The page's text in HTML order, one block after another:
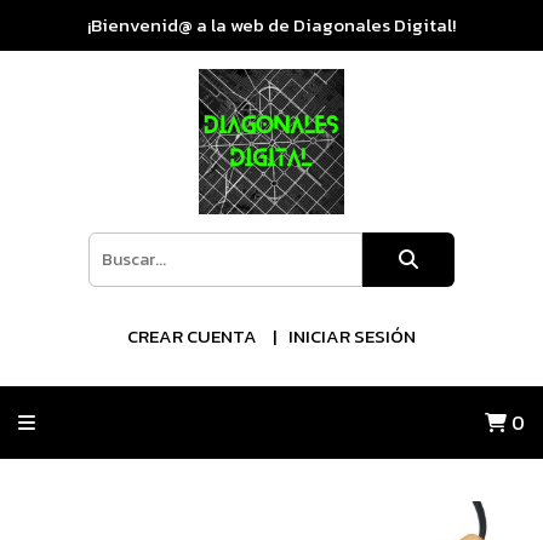
¡Bienvenid@ a la web de Diagonales Digital!
CREAR CUENTA INICIAR SESIÓN
0